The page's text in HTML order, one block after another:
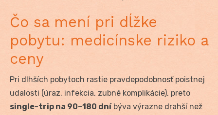
Čo sa mení pri dĺžke
pobytu: medicínske riziko a
ceny
Pri dlhších pobytoch rastie pravdepodobnosť poistnej
udalosti (úraz, infekcia, zubné komplikácie), preto
single-trip na 90–180 dníbýva výrazne drahší než